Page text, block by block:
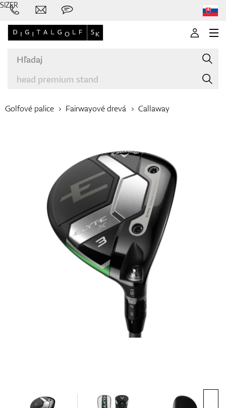
Palice
Oblečenie
Topánky
Rukavice
Golfové palice Fairwayové drevá Callaway
SIZER